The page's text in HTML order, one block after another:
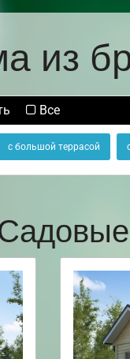
из
Все
с большой террасой